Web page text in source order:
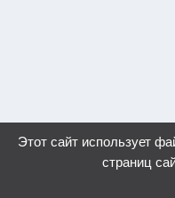
Этот сайт использует
страниц